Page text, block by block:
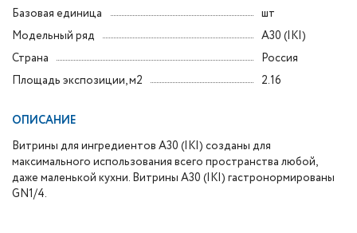
Базовая единица
шт
Модельный ряд
A30 (IKI)
Страна
Россия
Площадь экспозиции, м2
2.16
ОПИСАНИЕ
Витрины для ингредиентов A30 (IKI) созданы для
максимального использования всего пространства любой,
даже маленькой кухни. Витрины A30 (IKI) гастронормированы
GN1/4.